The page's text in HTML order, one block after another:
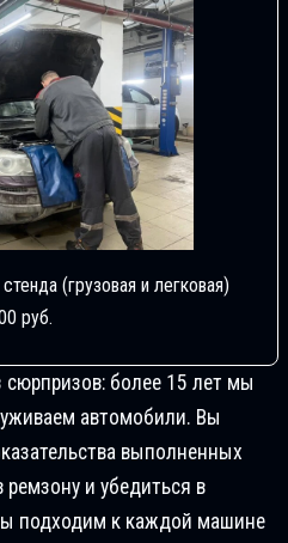
(грузовая и легковая)
руб.
сюрпризов: более 15 лет мы
автомобили. Вы
выполненных
и убедиться в
подходим к каждой машине